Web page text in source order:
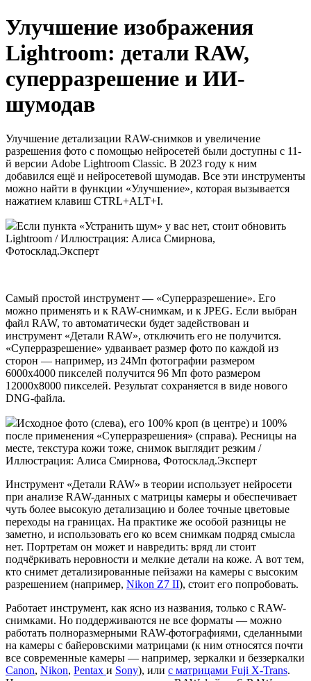
Улучшение изображения
Lightroom: детали RAW,
суперразрешение и ИИ-
шумодав
Улучшение детализации RAW-снимков и увеличение
разрешения фото с помощью нейросетей были доступны с 11-
й версии Adobe Lightroom Classic. В 2023 году к ним
добавился ещё и нейросетевой шумодав. Все эти инструменты
можно найти в функции «Улучшение», которая вызывается
нажатием клавиш CTRL+ALT+I.
Если пункта «Устранить шум» у вас нет, стоит обновить
Lightroom / Иллюстрация: Алиса Смирнова,
Фотосклад.Эксперт
Самый простой инструмент — «Суперразрешение». Его
можно применять и к RAW-снимкам, и к JPEG. Если выбран
файл RAW, то автоматически будет задействован и
инструмент «Детали RAW», отключить его не получится.
«Суперразрешение» удваивает размер фото по каждой из
сторон — например, из 24Мп фотографии размером
6000х4000 пикселей получится 96 Мп фото размером
12000х8000 пикселей. Результат сохраняется в виде нового
DNG-файла.
Исходное фото (слева), его 100% кроп (в центре) и 100%
после применения «Суперразрешения» (справа). Ресницы на
месте, текстура кожи тоже, снимок выглядит резким /
Иллюстрация: Алиса Смирнова, Фотосклад.Эксперт
Инструмент «Детали RAW» в теории использует нейросети
при анализе RAW-данных с матрицы камеры и обеспечивает
чуть более высокую детализацию и более точные цветовые
переходы на границах. На практике же особой разницы не
заметно, и использовать его ко всем снимкам подряд смысла
нет. Портретам он может и навредить: вряд ли стоит
подчёркивать неровности и мелкие детали на коже. А вот тем,
кто снимет детализированные пейзажи на камеры с высоким
разрешением (например, Nikon Z7 II), стоит его попробовать.
Работает инструмент, как ясно из названия, только с RAW-
cнимками. Но поддерживаются не все форматы — можно
работать полноразмерными RAW-фотографиями, сделанными
на камеры с байеровскими матрицами (к ним относятся почти
все современные камеры — например, зеркалки и беззеркалки
Canon, Nikon, Pentax и Sony), или с матрицами Fuji X-Trans.